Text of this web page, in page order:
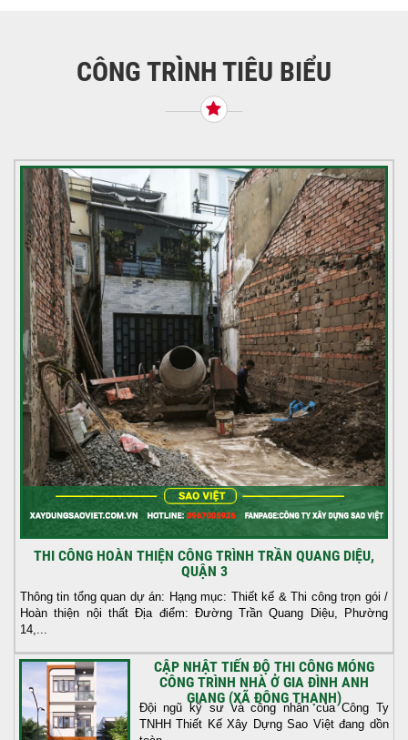
CÔNG TRÌNH TIÊU BIỂU
THI CÔNG HOÀN THIỆN CÔNG TRÌNH TRẦN QUANG DIỆU,
QUẬN 3
Thông tin tổng quan dự án: Hạng mục: Thiết kế & Thi công trọn gói /
Hoàn thiện nội thất Địa điểm: Đường Trần Quang Diệu, Phường
14,...
CẬP NHẬT TIẾN ĐỘ THI CÔNG MÓNG
CÔNG TRÌNH NHÀ Ở GIA ĐÌNH ANH
GIANG (XÃ ĐÔNG THẠNH)
Đội ngũ kỹ sư và công nhân của Công Ty
TNHH Thiết Kế Xây Dựng Sao Việt đang dồn